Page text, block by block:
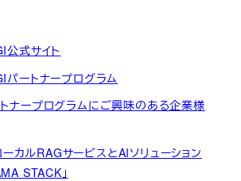
式サイト
パートナープログラム
ナープログラムにご興味のある企業様
カルRAGサービスとAIソリューション
STACK」